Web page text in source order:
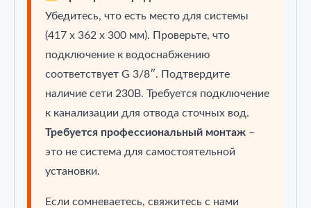
Убедитесь, что есть место для системы
(417 x 362 x 300 мм). Проверьте, что
подключение к водоснабжению
соответствует G 3/8″. Подтвердите
наличие сети 230В. Требуется подключение
к канализации для отвода сточных вод.
Требуется профессиональный монтаж –
это не система для самостоятельной
установки.
Если сомневаетесь, свяжитесь с нами